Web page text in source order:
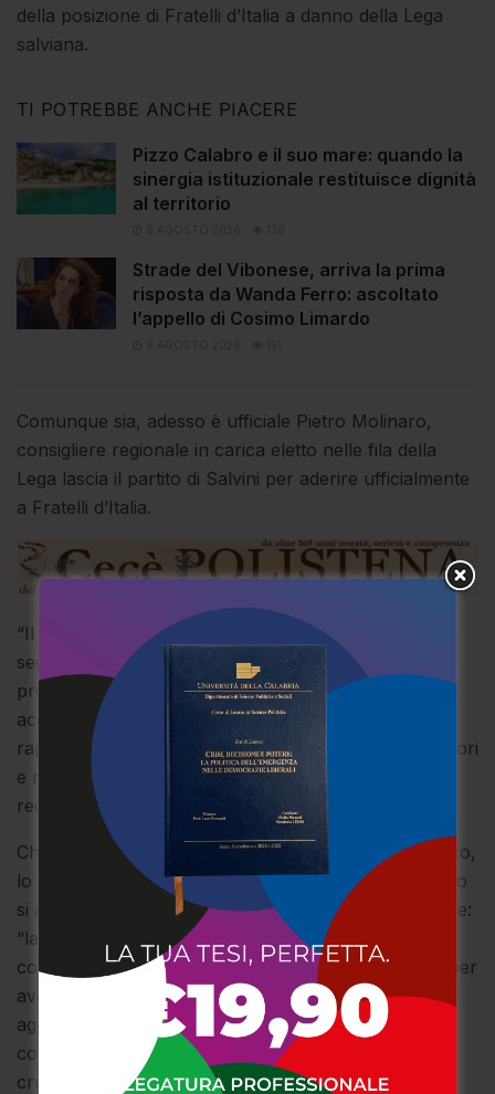
della posizione di Fratelli d’Italia a danno della Lega
salviana.
TI POTREBBE ANCHE PIACERE
Pizzo Calabro e il suo mare: quando la
sinergia istituzionale restituisce dignità
al territorio
Strade del Vibonese, arriva la prima
risposta da Wanda Ferro: ascoltato
l’appello di Cosimo Limardo
Comunque sia, adesso è ufficiale Pietro Molinaro,
consigliere regionale in carica eletto nelle fila della
Lega lascia il partito di Salvini per aderire ufficialmente
a Fratelli d’Italia.
“Il suo ingresso – è scritto in una nota – avviene in
seguito ad una condivisione tra il coordinamento
provinciale di Cosenza e regionale del partito, in
accordo con i vertici organizzativi nazionali, e
rappresenta un segnale significativo di fiducia nei valori
e negli obiettivi che Fratelli d’Italia persegue a livello
regionale e nazionale”.
Che si tratti di una scelta ponderata e di valore politico,
lo conferma il diretto interessati allorquando Molinaro
si affretta, nella sua prima dichiarazione, a ringraziare:
“la coordinatrice regionale Wanda Ferro e il
coordinatore provinciale di Cosenza Angelo Brutto per
aver accolto la mia richiesta di adesione al partito”,
aggiungendo: “Con tutte le mie energie darò il mio
contributo all’attività del gruppo consiliare, e per far
crescere il partito nell’esclusivo interesse dei